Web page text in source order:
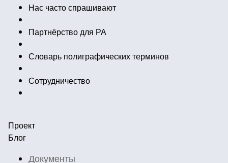
Нас часто спрашивают
Партнёрство для РА
Словарь полиграфических терминов
Сотрудничество
Проект
Блог
Документы